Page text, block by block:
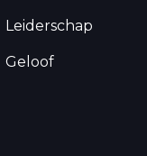
Leiderschap
Geloof